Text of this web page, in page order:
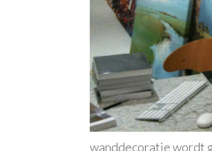
wanddecoratie wordt